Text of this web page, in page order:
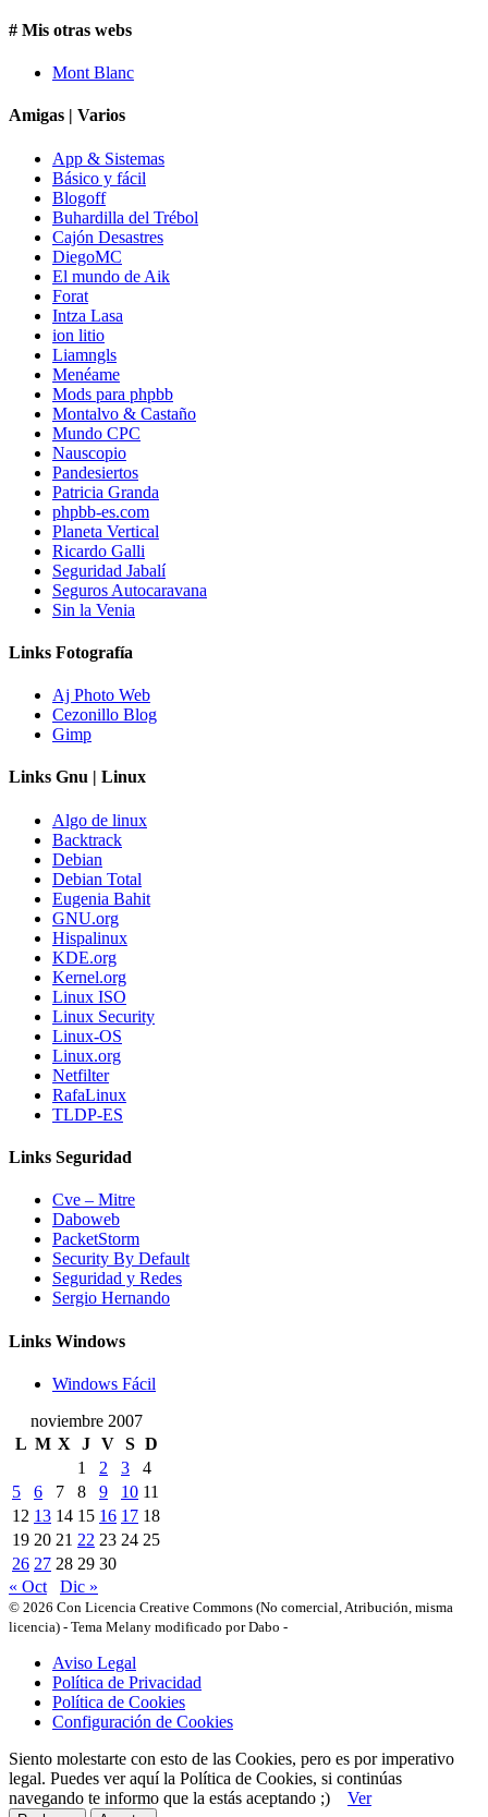
# Mis otras webs
Mont Blanc
Amigas | Varios
App & Sistemas
Básico y fácil
Blogoff
Buhardilla del Trébol
Cajón Desastres
DiegoMC
El mundo de Aik
Forat
Intza Lasa
ion litio
Liamngls
Menéame
Mods para phpbb
Montalvo & Castaño
Mundo CPC
Nauscopio
Pandesiertos
Patricia Granda
phpbb-es.com
Planeta Vertical
Ricardo Galli
Seguridad Jabalí
Seguros Autocaravana
Sin la Venia
Links Fotografía
Aj Photo Web
Cezonillo Blog
Gimp
Links Gnu | Linux
Algo de linux
Backtrack
Debian
Debian Total
Eugenia Bahit
GNU.org
Hispalinux
KDE.org
Kernel.org
Linux ISO
Linux Security
Linux-OS
Linux.org
Netfilter
RafaLinux
TLDP-ES
Links Seguridad
Cve – Mitre
Daboweb
PacketStorm
Security By Default
Seguridad y Redes
Sergio Hernando
Links Windows
Windows Fácil
noviembre 2007
L M X J V S D
1
2 3
4
5
6 7 8 9 10 11
12 13 14 15 16 17 18
19 20 21 22 23 24 25
26 27 28 29 30
« Oct
Dic »
© 2026 Con Licencia Creative Commons (No comercial, Atribución, misma
licencia) - Tema Melany modificado por Dabo -
Aviso Legal
Política de Privacidad
Política de Cookies
Configuración de Cookies
Siento molestarte con esto de las Cookies, pero es por imperativo
legal. Puedes ver aquí la Política de Cookies, si continúas
navegando te informo que la estás aceptando ;) Ver